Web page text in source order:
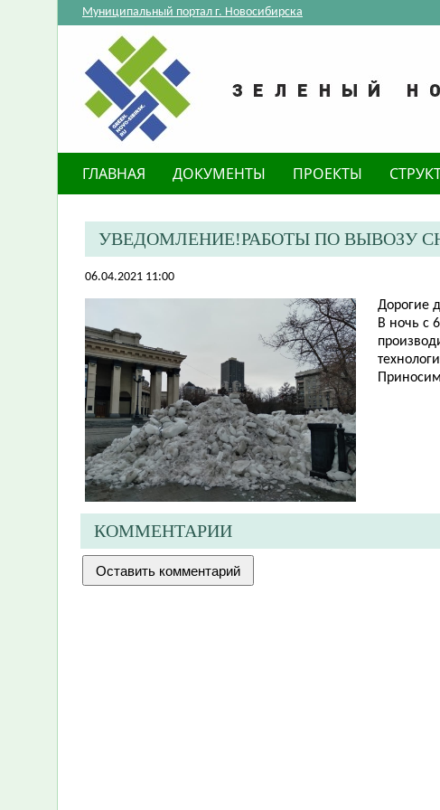
Муниципальный портал г. Новосибирска
ГЛАВНАЯ ДОКУМЕНТЫ ПРОЕКТЫ
УВЕДОМЛЕНИЕ!РАБОТЫ ПО ВЫВОЗУ
06.04.2021 11:00
​Дорогие
В ночь с
КОММЕНТАРИИ